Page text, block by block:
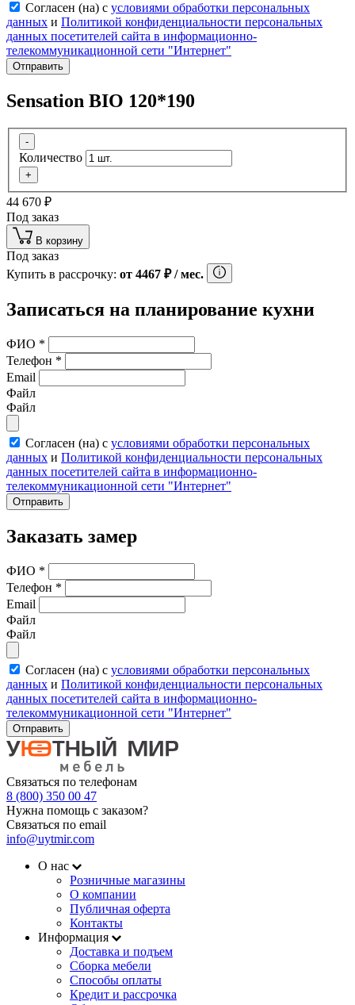
Согласен (на) с условиями обработки персональных
данных и Политикой конфиденциальности персональных
данных посетителей сайта в информационно-
телекоммуникационной сети "Интернет"
Отправить
Sensation BIO 120*190
-
Количество
+
44 670 ₽
Под заказ
В корзину
Под заказ
Купить в рассрочку: от 4467 ₽/ мес.
Записаться на планирование кухни
ФИО *
Телефон *
Email
Файл
Файл
Согласен (на) с условиями обработки персональных
данных и Политикой конфиденциальности персональных
данных посетителей сайта в информационно-
телекоммуникационной сети "Интернет"
Отправить
Заказать замер
ФИО *
Телефон *
Email
Файл
Файл
Согласен (на) с условиями обработки персональных
данных и Политикой конфиденциальности персональных
данных посетителей сайта в информационно-
телекоммуникационной сети "Интернет"
Отправить
Связаться по телефонам
8 (800) 350 00 47
Нужна помощь с заказом?
Связаться по email
info@uytmir.com
О нас
Розничные магазины
О компании
Публичная оферта
Контакты
Информация
Доставка и подъем
Сборка мебели
Способы оплаты
Кредит и рассрочка